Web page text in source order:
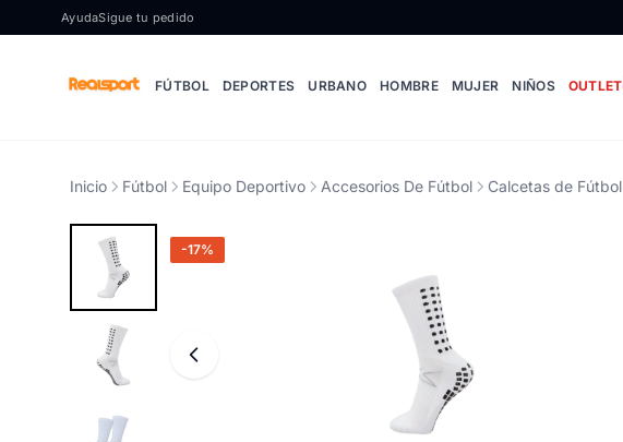
Ir al contenido
AyudaSigue tu pedido
FÚTBOL DEPORTES URBANO HOMBRE MUJER NIÑOS OUTLET
Inicio Fútbol Equipo Deportivo Accesorios De Fútbol Calcetas de Fútbol
-17%